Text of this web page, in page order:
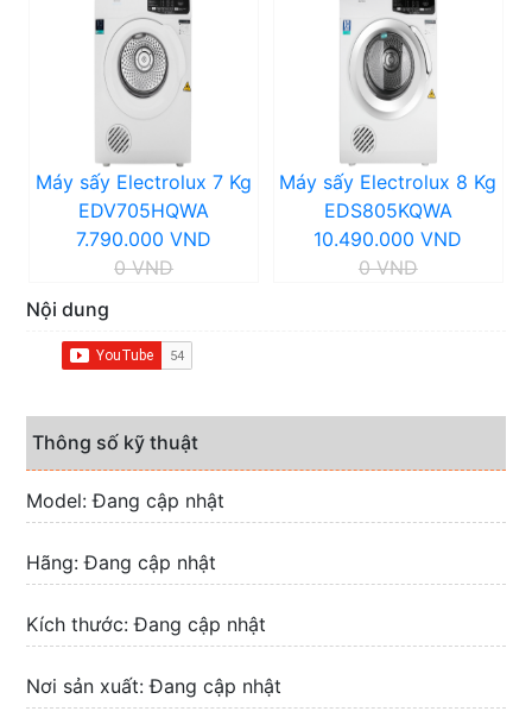
Máy sấy Electrolux 7 Kg
EDV705HQWA
7.790.000 VND
0 VND
Máy sấy Electrolux 8 Kg
EDS805KQWA
10.490.000 VND
0 VND
Nội dung
Thông số kỹ thuật
Model: Đang cập nhật
Hãng: Đang cập nhật
Kích thước: Đang cập nhật
Nơi sản xuất: Đang cập nhật